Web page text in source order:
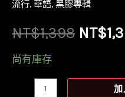
流行, 華語, 黑膠專輯
NT$1,398 原
NT$
尚有庫存
加